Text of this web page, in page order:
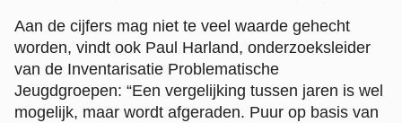
Aan de cijfers mag niet te veel waarde gehecht
worden, vindt ook Paul Harland, onderzoeksleider
van de Inventarisatie Problematische
Jeugdgroepen: “Een vergelijking tussen jaren is wel
mogelijk, maar wordt afgeraden. Puur op basis van